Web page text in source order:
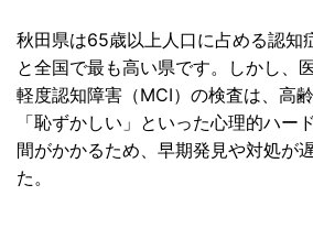
秋田県は65歳以上人口に占める認知
と全国で最も高い県です。しかし、
軽度認知障害（MCI）の検査は、 高
「恥ずかしい」 といった心理的ハー
間がかかるため、 早期発見や対処が
た。